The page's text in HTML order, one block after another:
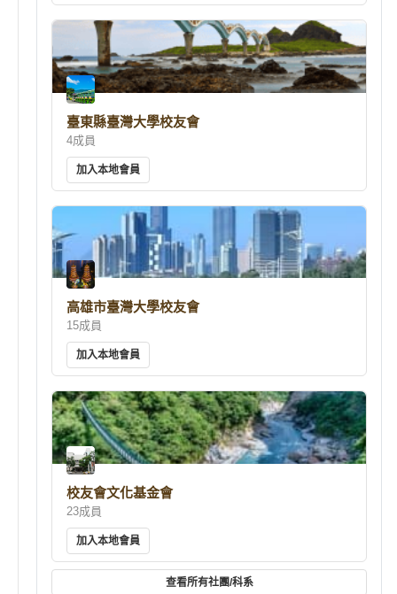
臺東縣臺灣大學校友會
4成員
加入本地會員
高雄市臺灣大學校友會
15成員
加入本地會員
校友會文化基金會
23成員
加入本地會員
查看所有社團/科系